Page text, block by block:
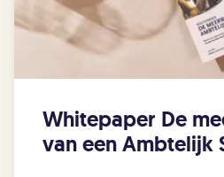
Whitepaper De
van een Ambtelijk